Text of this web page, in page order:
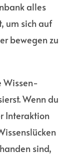
alles
um sich auf
bewegen zu
Wissen­
Wenn du
Inter­aktion
sind,